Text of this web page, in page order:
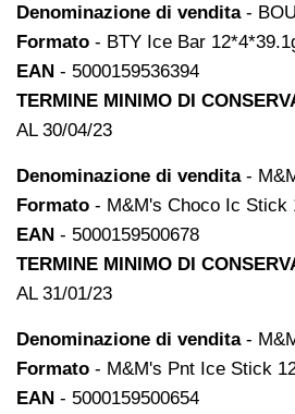
Denominazione di vendita-
Formato - BTY Ice Bar
EAN - 5000159536394
TERMINE MINIMO DI
AL 30/04/23
Denominazione di vendita-
Formato - M&M's Choco Ic Stick
EAN - 5000159500678
TERMINE MINIMO DI
AL 31/01/23
Denominazione di vendita-
Formato - M&M's Pnt Ice Stick
EAN - 5000159500654